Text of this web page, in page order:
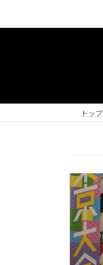
キ
に
トップ